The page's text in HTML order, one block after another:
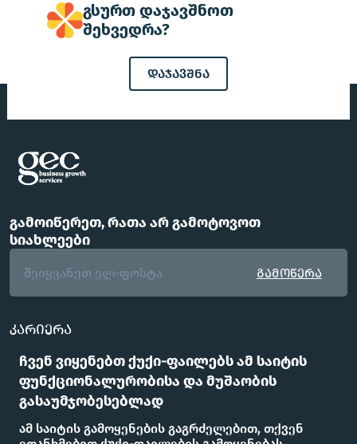
ჩვენ ვიყენებთ ქუქი-ფაილებს ამ საიტის
ფუნქციონალურობისა და მუშაობის
გასაუმჯობესებლად
ამ საიტის გამოყენების გაგრძელებით, თქვენ
გსურთ დაჯავშნოთ
შეხვედრა?
დაჯავშნა
გამოიწერეთ, რათა არ გამოტოვოთ
სიახლეები
გამოწერა
კარიერა
FAQ
ოფისები
გამოგვყევით